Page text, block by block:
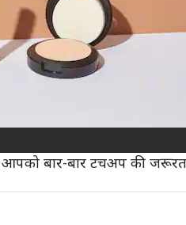
होता है। इसलिए
दिखेंगी और बारिश के पानी
बार-बार टचअप की जरूरत